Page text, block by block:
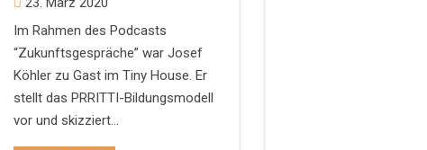
Im Rahmen des Podcasts
“Zukunftsgespräche” war Josef
Köhler zu Gast im Tiny House. Er
stellt das PRRITTI-Bildungsmodell
vor und skizziert…